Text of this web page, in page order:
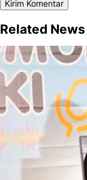
Related News